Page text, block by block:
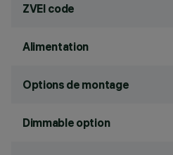
ZVEI code
Alimentation
Options de montage
Dimmable option